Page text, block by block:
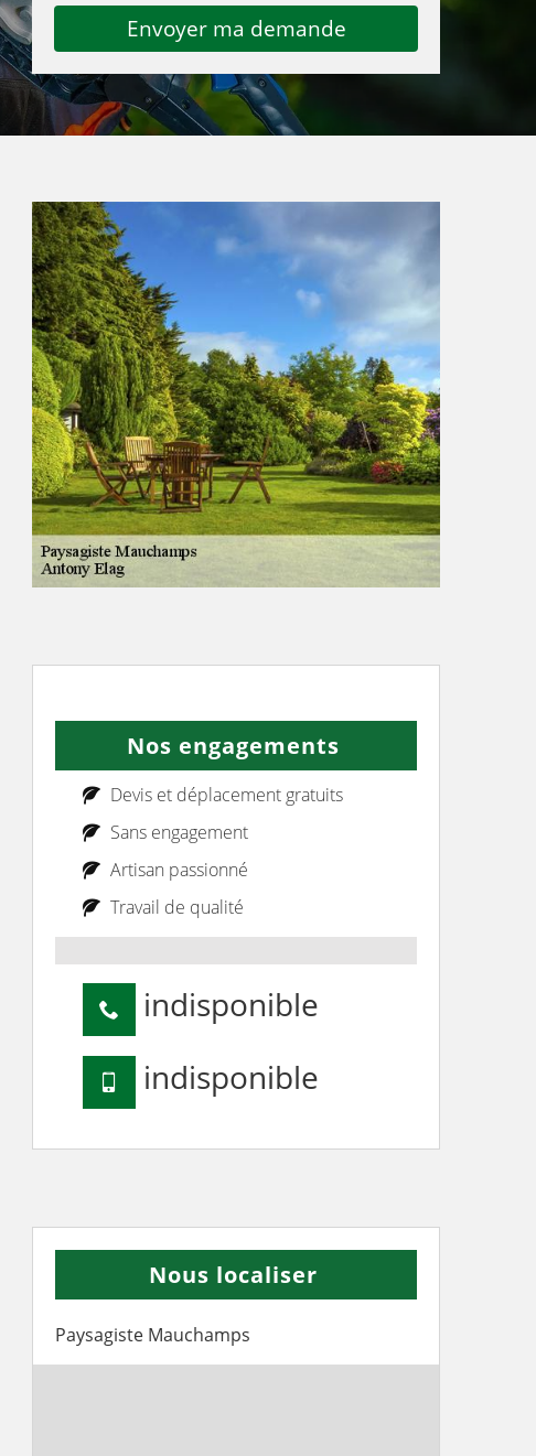
Nos engagements
Devis et déplacement gratuits
Sans engagement
Artisan passionné
Travail de qualité
indisponible
indisponible
Nous localiser
Paysagiste Mauchamps